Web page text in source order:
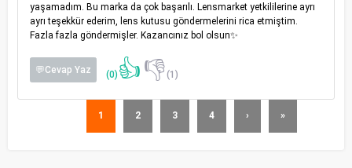
yaşamadım. Bu marka da çok başarılı. Lensmarket yetkililerine ayrı
ayrı teşekkür ederim, lens kutusu göndermelerini rica etmiştim.
Fazla fazla göndermişler. Kazancınız bol olsun✨
💬Cevap Yaz (0) 👍👎(1)
1 2 3 4 › »